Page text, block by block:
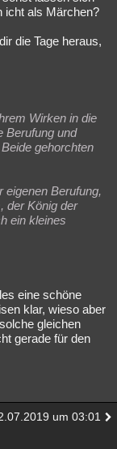
icht als Märchen?
die Tage heraus,
Wirken in die
Berufung und
gehorchten
eigenen Berufung,
der König der
ein kleines
eine schöne
klar, wieso aber
gleichen
gerade für den
um 03:01